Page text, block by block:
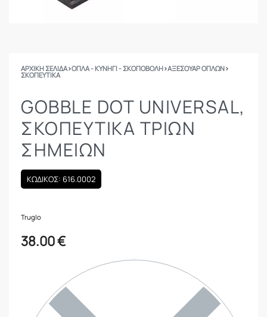
ΑΡΧΙΚΉ ΣΕΛΊΔΑ›ΟΠΛΑ - ΚΥΝΗΓΙ - ΣΚΟΠΟΒΟΛΗ›ΑΞΕΣΟΥΑΡ ΟΠΛΩΝ›
ΣΚΟΠΕΥΤΙΚΆ
GOBBLE DOT UNIVERSAL,
ΣΚΟΠΕΥΤΙΚΆ ΤΡΙΏΝ
ΣΗΜΕΊΩΝ
ΚΩΔΙΚΟΣ: 616.0002
Truglo
38.00€